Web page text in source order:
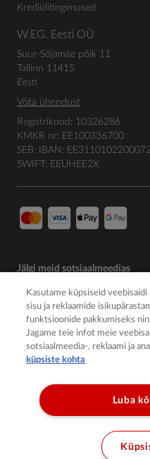
Krediiditingimused
W.EG. Eesti OÜ
Suur-Sõjamäe põik 11
Tallinn 11415
Eesti
Võta ühendust
Registrikood: 10326286
KMKR nr: EE100336700
SEB: IBAN:
SWIFT: EEUHEE2X
Jälgi meid sotsiaalmeedias
Kasutame küpsiseid
sisu ja reklaamide
funktsioonide pakkumiseks
Jagame teie infot meie
sotsiaalmeedia-, reklaami ja
küpsiste kohta
Luba